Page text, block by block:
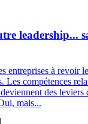
leadership...
entreprises à revoir
Les compétences
des leviers
mais...